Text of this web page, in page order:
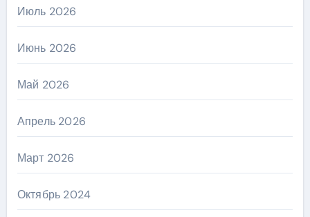
Июль 2026
Июнь 2026
Май 2026
Апрель 2026
Март 2026
Октябрь 2024